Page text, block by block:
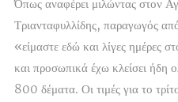
Όπως αναφέρει μιλώντας στον
Τριανταφυλλίδης, παραγωγός
«είμαστε εδώ και λίγες ημέρες
και προσωπικά έχω κλείσει ήδη
800 δέματα. Οι τιμές για το